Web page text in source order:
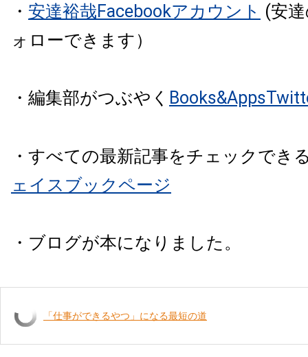
・ 安達裕哉Facebookアカウント (安
ォローできます）
・編集部がつぶやく
・すべての最新記事をチェックでき
ェイスブックページ
・ブログが本になりました。
「仕事ができるやつ」になる最短の道